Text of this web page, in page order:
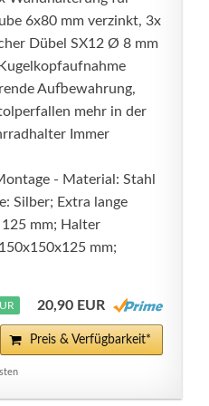
6x80 mm verzinkt, 3x
Dübel SX12 Ø 8 mm
Aufbewahrung,
mehr in der
Immer
- Material: Stahl
Silber; Extra lange
mm; Halter
mm;
20,90 EUR
Preis & Verfügbarkeit*